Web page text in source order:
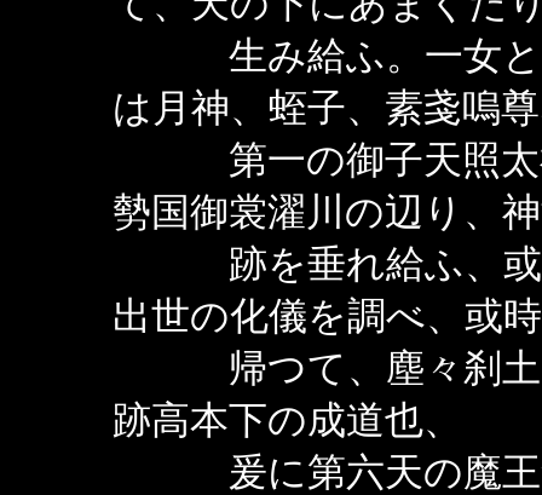
生み給ふ。一女と
は月神、蛭子、素戔
第一の御子天照太
勢国御裳濯川の辺り、
跡を垂れ給ふ、或
出世の化儀を調べ、
帰つて、塵々刹土
跡高本下の成道也、
爰に第六天の魔王